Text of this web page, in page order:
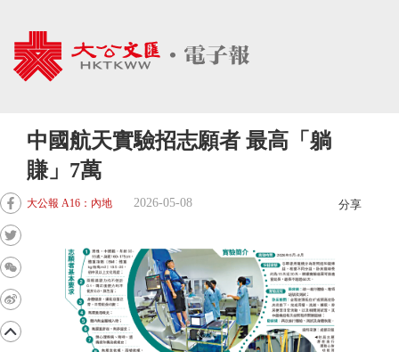
中國航天實驗招志願者 最高「躺
賺」7萬
大公報 A16：內地 2026-05-08 分享